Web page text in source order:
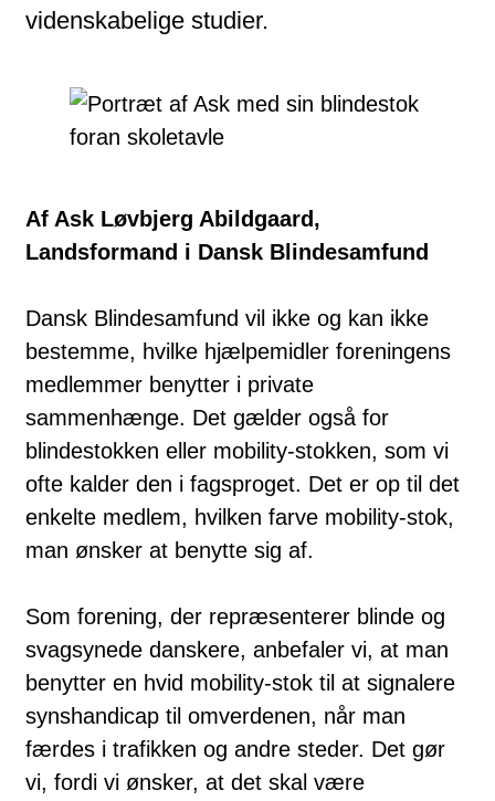
videnskabelige studier.
Af Ask Løvbjerg Abildgaard,
Landsformand i Dansk Blindesamfund
Dansk Blindesamfund vil ikke og kan ikke
bestemme, hvilke hjælpemidler foreningens
medlemmer benytter i private
sammenhænge. Det gælder også for
blindestokken eller mobility-stokken, som vi
ofte kalder den i fagsproget. Det er op til det
enkelte medlem, hvilken farve mobility-stok,
man ønsker at benytte sig af.
Som forening, der repræsenterer blinde og
svagsynede danskere, anbefaler vi, at man
benytter en hvid mobility-stok til at signalere
synshandicap til omverdenen, når man
færdes i trafikken og andre steder. Det gør
vi, fordi vi ønsker, at det skal være